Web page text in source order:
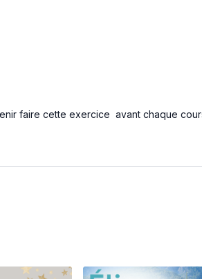
faire cette exercice avant chaque